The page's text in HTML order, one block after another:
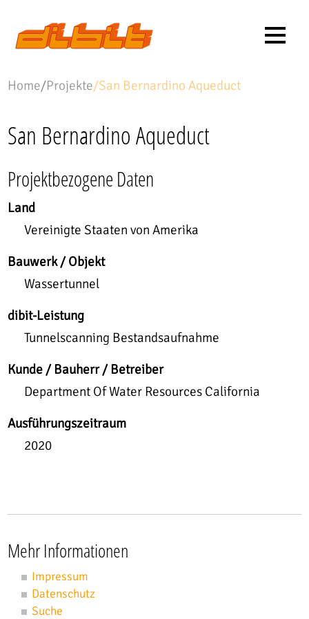
Home/Projekte/San Bernardino Aqueduct
San Bernardino Aqueduct
Projektbezogene Daten
Land
Vereinigte Staaten von Amerika
Bauwerk / Objekt
Wassertunnel
dibit-Leistung
Tunnelscanning Bestandsaufnahme
Kunde / Bauherr / Betreiber
Department Of Water Resources California
Ausführungszeitraum
2020
Mehr Informationen
Impressum
Datenschutz
Suche